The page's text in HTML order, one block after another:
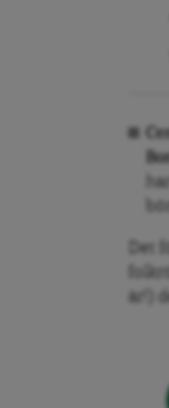
Det
är!)